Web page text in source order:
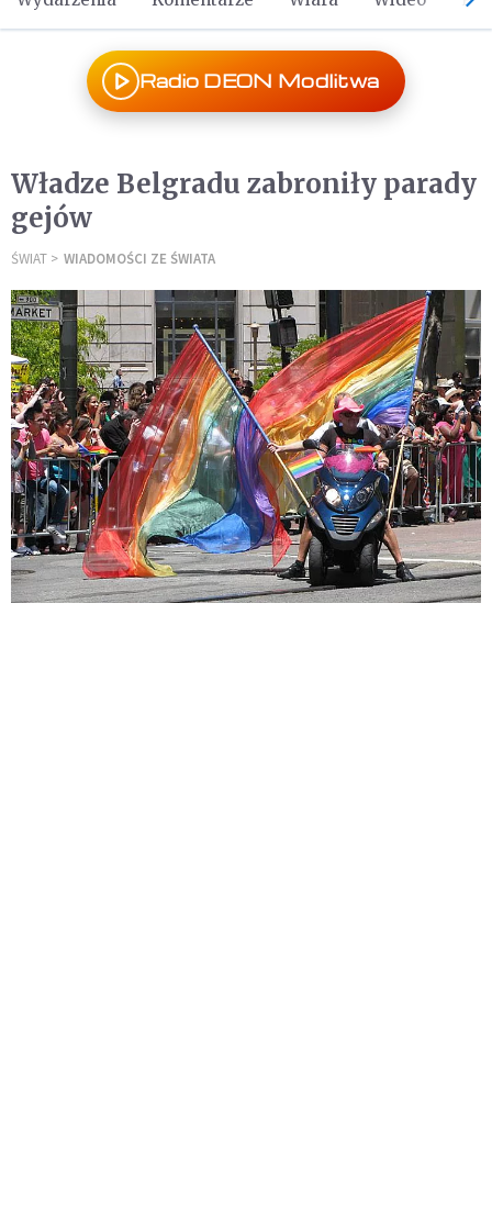
Radio DEON Modlitwa
Władze Belgradu zabroniły parady
gejów
ŚWIAT WIADOMOŚCI ZE ŚWIATA